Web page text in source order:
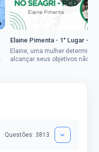
Elaine Pimenta - 1° Lugar -
Elaine, uma mulher
alcançar seus objetivos não
Questões: 3813